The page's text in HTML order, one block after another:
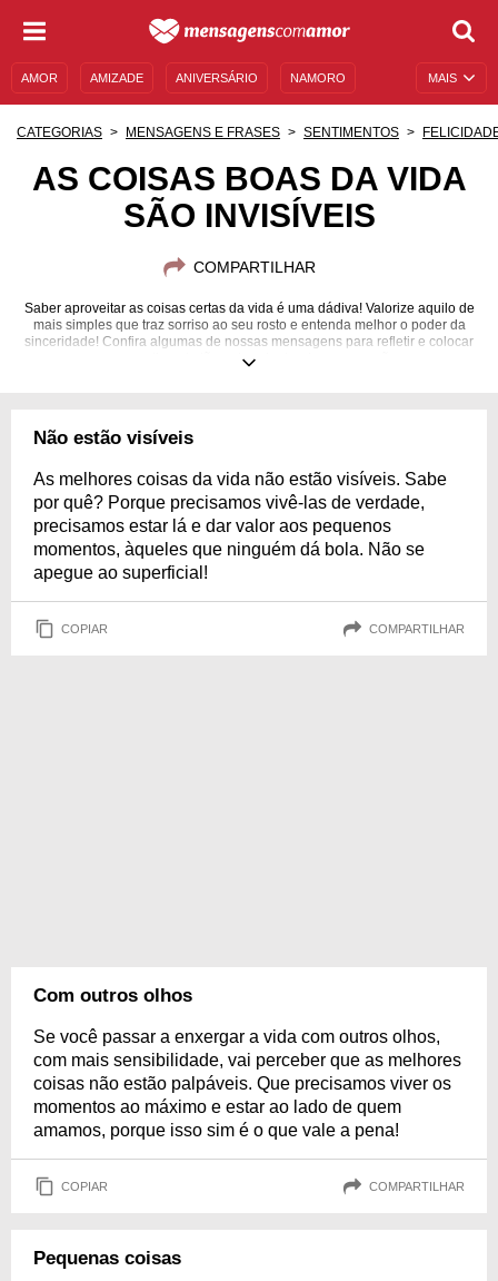
MAIS
AMOR AMIZADE ANIVERSÁRIO NAMORO
MENSAGENS E FRASES MENSAGENS DE ANIVERSÁRIO
CATEGORIAS MENSAGENS E FRASES SENTIMENTOS
AS COISAS BOAS DA VIDA
SÃO INVISÍVEIS
COMPARTILHAR
Saber aproveitar as coisas certas da vida é uma dádiva! Valorize aquilo de
mais simples que traz sorriso ao seu rosto e entenda melhor o poder da
sinceridade! Confira algumas de nossas mensagens para refletir e colocar
esse sentimento tão nobre dentro do seu coração.
Não estão visíveis
As melhores coisas da vida não estão visíveis. Sabe
por quê? Porque precisamos vivê-las de verdade,
precisamos estar lá e dar valor aos pequenos
momentos, àqueles que ninguém dá bola. Não se
apegue ao superficial!
COPIAR COMPARTILHAR
Com outros olhos
Se você passar a enxergar a vida com outros olhos,
com mais sensibilidade, vai perceber que as melhores
coisas não estão palpáveis. Que precisamos viver os
momentos ao máximo e estar ao lado de quem
amamos, porque isso sim é o que vale a pena!
COPIAR COMPARTILHAR
Pequenas coisas